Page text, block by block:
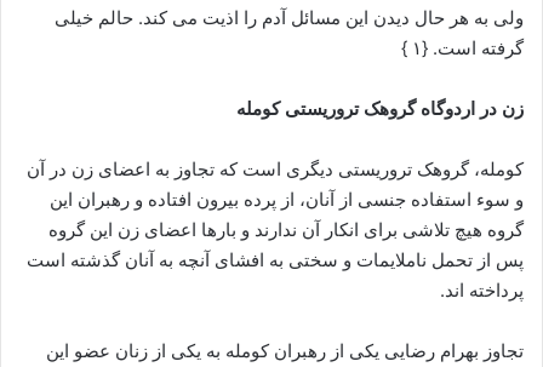
ولی به هر حال دیدن این مسائل آدم را اذیت می کند. حالم خیلی
گرفته است. {۱ }
زن در اردوگاه گروهک تروریستی کومله
کومله، گروهک تروریستی دیگری است که تجاوز به اعضای زن در آن
و سوء استفاده جنسی از آنان، از پرده بیرون افتاده و رهبران این
گروه هیچ تلاشی برای انکار آن ندارند و بارها اعضای زن این گروه
پس از تحمل ناملایمات و سختی به افشای آنچه به آنان گذشته است
پرداخته اند.
تجاوز بهرام رضایی یکی از رهبران کومله به یکی از زنان عضو این